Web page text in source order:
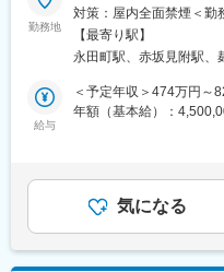
■インタラクティブについ
沖縄発のインターネット
ング事業と人材事業を
北海道および福岡、熊本
■仕事内容
全国の中学・高校へ自
支援、継続提案までを一
・テレアポやセミナー
案
・導入後の年間計画策定
・利用継続に向けた戦
勤務地
対策：屋内全面禁煙＜勤
帰） 受動喫煙対策：屋
形県（直行直帰） 受動喫
【最寄り駅】
永田町駅、赤坂見附駅、
給与
＜予定年収＞474万円～
年額（基本給）：
有無＞有＜残業手当＞
でも目安の金額であり
す。月給(月額)は固定手
気になる